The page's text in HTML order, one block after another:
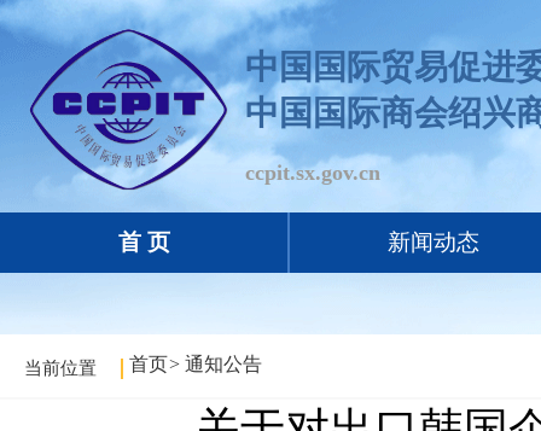
中国国际贸易促进
中国国际商会绍兴
ccpit.sx.gov.cn
首 页 新闻动态
当前位置 首页> 通知公告